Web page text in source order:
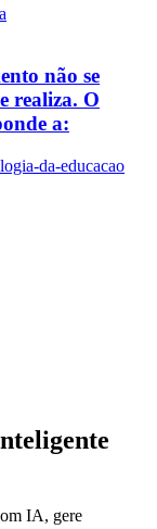
não se
realiza. O
a:
da-educacao
IA, gere